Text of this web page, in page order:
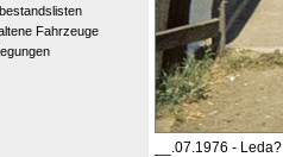
Fahrzeuge
__.07.1976 - Leda?